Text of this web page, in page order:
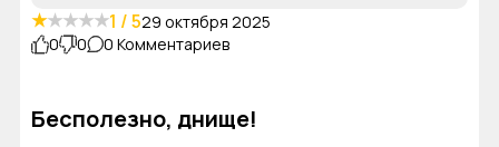
★★★★★1 / 529 октября 2025
0
0 0 Комментариев
Бесполезно, днище!